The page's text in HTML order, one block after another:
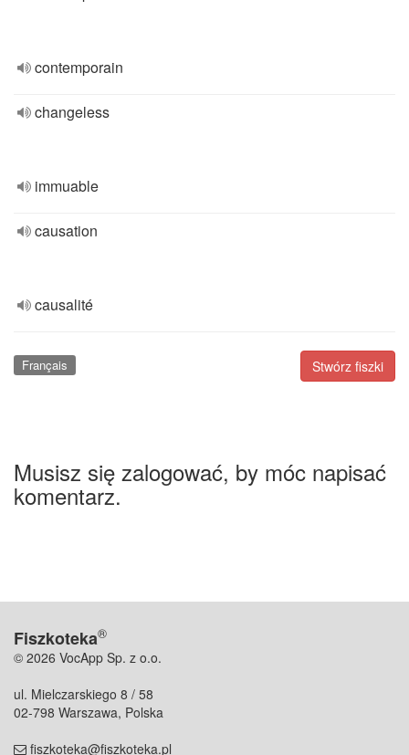
contemporain
changeless
immuable
causation
causalité
Stwórz fiszki
Français
Musisz się zalogować, by móc napisać
komentarz.
Fiszkoteka®
© 2026 VocApp Sp. z o.o.
ul. Mielczarskiego 8 / 58
02-798 Warszawa, Polska
fiszkoteka@fiszkoteka.pl